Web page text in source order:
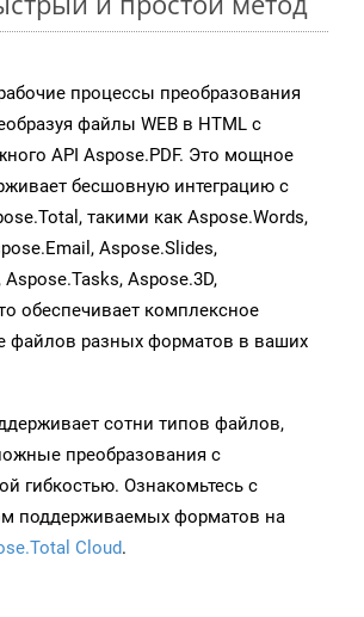
процессы преобразования
файлы WEB в HTML с
API Aspose.PDF. Это мощное
бесшовную интеграцию с
такими как Aspose.Words,
Aspose.Slides,
Aspose.3D,
обеспечивает комплексное
файлов разных форматов в ваших
сотни типов файлов,
преобразования с
гибкостью. Ознакомьтесь с
поддерживаемых форматов на
Cloud.